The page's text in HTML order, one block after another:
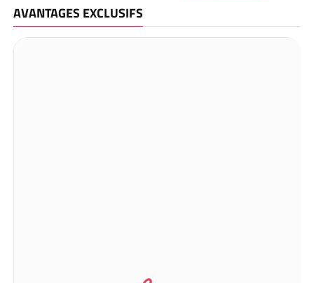
AVANTAGES EXCLUSIFS